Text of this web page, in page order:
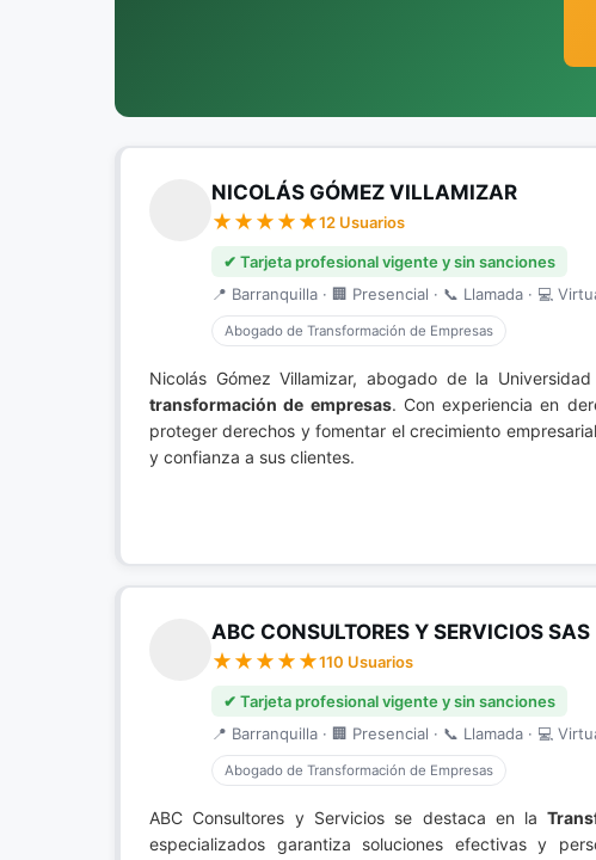
NICOLÁS GÓMEZ VILLAMIZAR
12 Usuarios
✔ Tarjeta profesional vigente y sin sanciones
📍 Barranquilla · 🏢 Presencial · 📞 Llamada · 💻
Abogado de Transformación de Empresas
Nicolás Gómez Villamizar, abogado de la
transformación de empresas. Con experiencia en
proteger derechos y fomentar el crecimiento
y confianza a sus clientes.
ABC CONSULTORES Y SERVICIOS SAS
110 Usuarios
✔ Tarjeta profesional vigente y sin sanciones
📍 Barranquilla · 🏢 Presencial · 📞 Llamada · 💻
Abogado de Transformación de Empresas
ABC Consultores y Servicios se destaca en la
especializados garantiza soluciones efectivas y